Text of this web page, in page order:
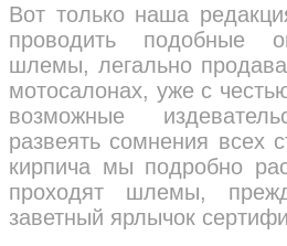
Вот только наша
проводить подобные
шлемы, легально
мотосалонах, уже с
возможные
развеять сомнения всех
кирпича мы подробно
проходят шлемы,
заветный ярлычок